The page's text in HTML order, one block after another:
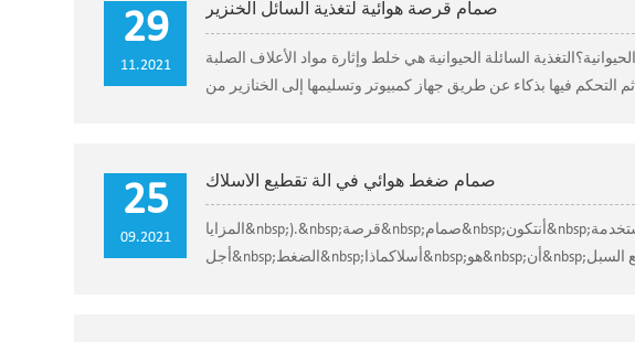
29
11.2021
صمام قرصة هوائية لتغذية السائل الخنزير
السائلة الحيوانية هي خلط وإثارة مواد الأعلاف الصلبة
25
09.2021
صمام ضغط هوائي في آلة تقطيع الأسلاك
المزايا&nbsp;).&nbsp;قرصة&nbsp;صمام&nbsp;أنتكون&nbsp;المستخدمة&nbsp;في&nbsp;تقطيع السبل&nbsp;آلة&nbsp;من
أجل&nbsp;الضغط&nbsp;أسلاكماذا&nbsp;هو&nbsp;أن&nbsp;تقطيع السبل&nbsp;آلة؟آلة تقطعت بهم السبل هي نوع من المعدات